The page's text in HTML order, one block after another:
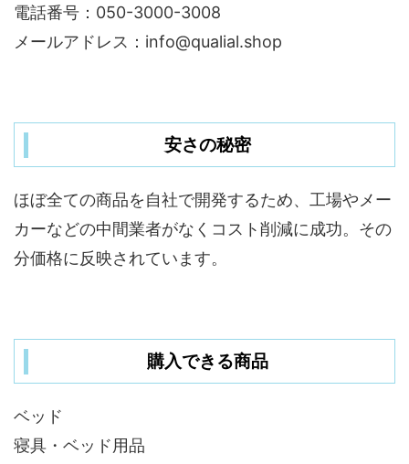
電話番号：050-3000-3008
メールアドレス：info@qualial.shop
安さの秘密
ほぼ全ての商品を自社で開発するため、工場やメー
カーなどの中間業者がなくコスト削減に成功。その
分価格に反映されています。
購入できる商品
ベッド
寝具・ベッド用品